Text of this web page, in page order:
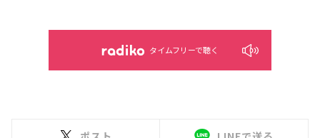
タイムフリーで聴く